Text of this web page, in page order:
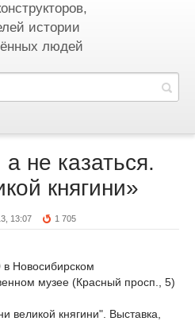
истории
людей
не казаться.
княгини»
13:07 1 705
в Новосибирском
музее (Красный просп., 5)
великой княгини". Выставка,